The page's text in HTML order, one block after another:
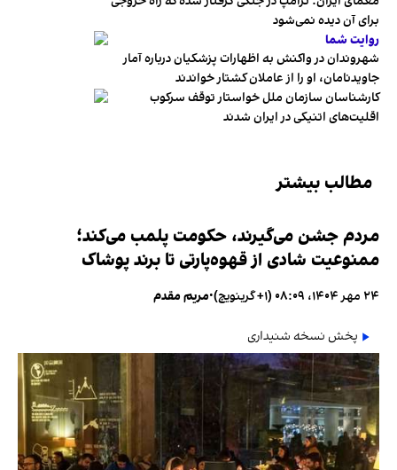
برای آن دیده نمی‌شود
روایت شما
شهروندان در واکنش به اظهارات پزشکیان درباره آمار
جاویدنامان، او را از عاملان کشتار خواندند
کارشناسان سازمان ملل خواستار توقف سرکوب
اقلیت‌های اتنیکی در ایران شدند
مطالب بیشتر
مردم جشن می‌گیرند، حکومت پلمب می‌کند؛
ممنوعیت شادی از قهوه‌پارتی تا برند پوشاک
۲۴ مهر ۱۴۰۴، ۰۸:۰۹ (‎+۱ گرینویچ) •مریم مقدم
پخش نسخه شنیداری